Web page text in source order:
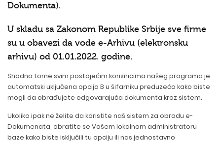
Dokumenta).
U skladu sa Zakonom Republike Srbije sve firme
su u obavezi da vode e-Arhivu (elektronsku
arhivu) od 01.01.2022. godine.
Shodno tome svim postojećim korisnicima našeg programa je
automatski uključena opcija B u šifarniku preduzeća kako biste
mogli da obrađujete odgovarajuća dokumenta kroz sistem.
Ukoliko ipak ne želite da koristite naš sistem za obradu e-
Dokumenata, obratite se Vašem lokalnom administratoru
baze kako biste isključili tu opciju ili nas jednostavno